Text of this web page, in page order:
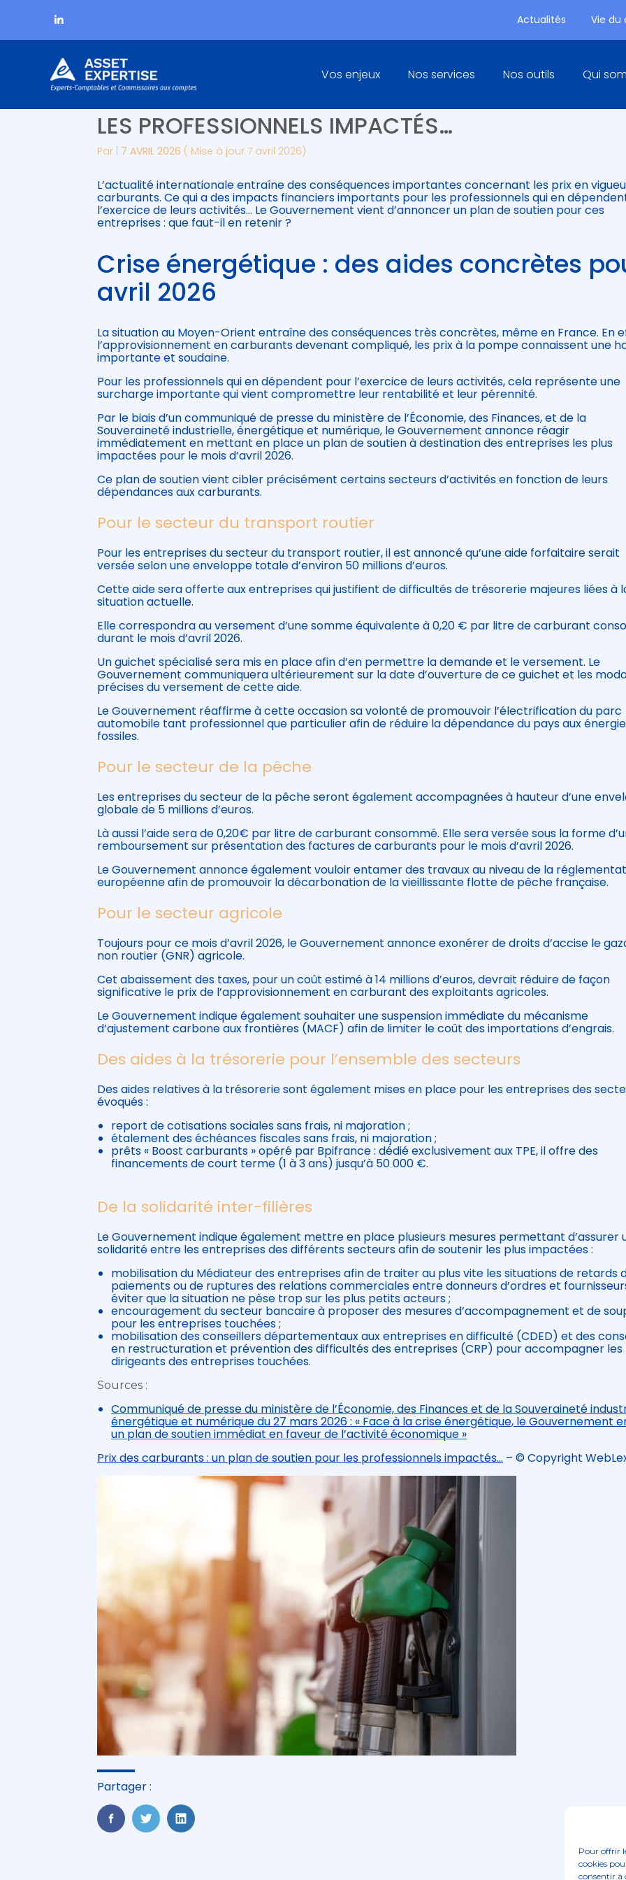
Pour offrir
cookies
consentir à
Actualités Vie du
Aller
au
Principal
Vos enjeux Nos services Nos outils Qui
PRIX DES CARBURANTS : UN PLAN DE SOUTIEN
LES PROFESSIONNELS IMPACTÉS…
Par 7 AVRIL 2026 ( Mise à jour 7 avril 2026)
L’actualité internationale entraîne des conséquences importantes concernant les prix en
carburants. Ce qui a des impacts financiers importants pour les professionnels qui en
l’exercice de leurs activités… Le Gouvernement vient d’annoncer un plan de soutien pour ces
entreprises : que faut-il en retenir ?
Crise énergétique : des aides concrètes
avril 2026
La situation au Moyen-Orient entraîne des conséquences très concrètes, même en France. En
l’approvisionnement en carburants devenant compliqué, les prix à la pompe connaissent une
importante et soudaine.
Pour les professionnels qui en dépendent pour l’exercice de leurs activités, cela représente une
surcharge importante qui vient compromettre leur rentabilité et leur pérennité.
Par le biais d’un communiqué de presse du ministère de l’Économie, des Finances, et de la
Souveraineté industrielle, énergétique et numérique, le Gouvernement annonce réagir
immédiatement en mettant en place un plan de soutien à destination des entreprises les plus
impactées pour le mois d’avril 2026.
Ce plan de soutien vient cibler précisément certains secteurs d’activités en fonction de leurs
dépendances aux carburants.
Pour le secteur du transport routier
Pour les entreprises du secteur du transport routier, il est annoncé qu’une aide forfaitaire serait
versée selon une enveloppe totale d’environ 50 millions d’euros.
Cette aide sera offerte aux entreprises qui justifient de difficultés de trésorerie majeures liées à
situation actuelle.
Elle correspondra au versement d’une somme équivalente à 0,20 € par litre de carburant
durant le mois d’avril 2026.
Un guichet spécialisé sera mis en place afin d’en permettre la demande et le versement. Le
Gouvernement communiquera ultérieurement sur la date d’ouverture de ce guichet et les
précises du versement de cette aide.
Le Gouvernement réaffirme à cette occasion sa volonté de promouvoir l’électrification du parc
automobile tant professionnel que particulier afin de réduire la dépendance du pays aux
fossiles.
Pour le secteur de la pêche
Les entreprises du secteur de la pêche seront également accompagnées à hauteur d’une
globale de 5 millions d’euros.
Là aussi l’aide sera de 0,20€ par litre de carburant consommé. Elle sera versée sous la forme
remboursement sur présentation des factures de carburants pour le mois d’avril 2026.
Le Gouvernement annonce également vouloir entamer des travaux au niveau de la
européenne afin de promouvoir la décarbonation de la vieillissante flotte de pêche française.
Pour le secteur agricole
Toujours pour ce mois d’avril 2026, le Gouvernement annonce exonérer de droits d’accise le
non routier (GNR) agricole.
Cet abaissement des taxes, pour un coût estimé à 14 millions d’euros, devrait réduire de façon
significative le prix de l’approvisionnement en carburant des exploitants agricoles.
Le Gouvernement indique également souhaiter une suspension immédiate du mécanisme
d’ajustement carbone aux frontières (MACF) afin de limiter le coût des importations d’engrais.
Des aides à la trésorerie pour l’ensemble des secteurs
Des aides relatives à la trésorerie sont également mises en place pour les entreprises des
évoqués :
report de cotisations sociales sans frais, ni majoration ;
étalement des échéances fiscales sans frais, ni majoration ;
prêts « Boost carburants » opéré par Bpifrance : dédié exclusivement aux TPE, il offre des
financements de court terme (1 à 3 ans) jusqu’à 50 000 €.
De la solidarité inter-filières
Le Gouvernement indique également mettre en place plusieurs mesures permettant d’assurer
solidarité entre les entreprises des différents secteurs afin de soutenir les plus impactées :
mobilisation du Médiateur des entreprises afin de traiter au plus vite les situations de retards
paiements ou de ruptures des relations commerciales entre donneurs d’ordres et
éviter que la situation ne pèse trop sur les plus petits acteurs ;
encouragement du secteur bancaire à proposer des mesures d’accompagnement et de
pour les entreprises touchées ;
mobilisation des conseillers départementaux aux entreprises en difficulté (CDED) et des
en restructuration et prévention des difficultés des entreprises (CRP) pour accompagner les
dirigeants des entreprises touchées.
Sources :
Communiqué de presse du ministère de l’Économie, des Finances et de la Souveraineté
énergétique et numérique du 27 mars 2026 : « Face à la crise énergétique, le Gouvernement
un plan de soutien immédiat en faveur de l’activité économique »
Prix des carburants : un plan de soutien pour les professionnels impactés… – © Copyright
Partager :
FaceBook
TwitterLinkedIn